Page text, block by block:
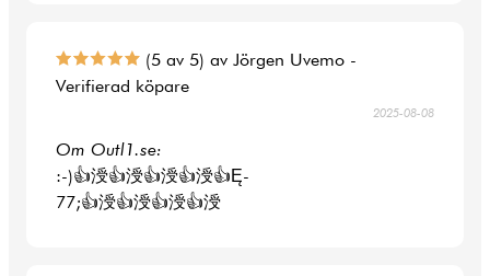
(5 av 5) av Jörgen Uvemo -
Verifierad köpare
2025-08-08
Om Outl1.se:
:-)👍涭👍涭👍涭👍涭👍Ę-
77;👍涭👍涭👍涭👍涭